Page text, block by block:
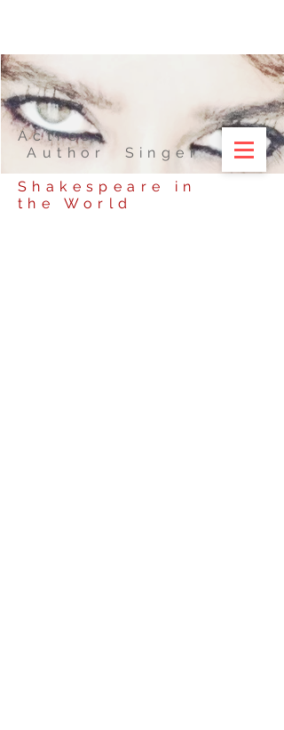
Actress
Author Singer
Shakespeare in
the World